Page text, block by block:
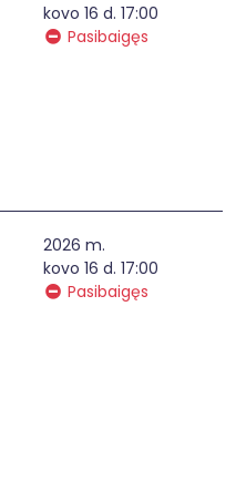
kovo 16 d. 17:00
Pasibaigęs
2026 m.
kovo 16 d. 17:00
Pasibaigęs